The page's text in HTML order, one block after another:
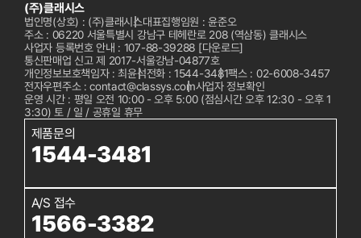
(주)클래시스
법인명(상호) : (주)클래시스대표집행임원 : 윤준오
주소 : 06220 서울특별시 강남구 테헤란로 208 (역삼동) 클래시스
사업자 등록번호 안내 : 107-88-39288 [다운로드]
통신판매업 신고 제 2017-서울강남-04877호
개인정보보호책임자 : 최윤석전화 : 1544-3481팩스 : 02-6008-3457
전자우편주소 : contact@classys.com사업자 정보확인
운영 시간 : 평일 오전 10:00 - 오후 5:00 (점심시간 오후 12:30 - 오후 1
3:30) 토 / 일 / 공휴일 휴무
제품문의
1544-3481
A/S 접수
1566-3382